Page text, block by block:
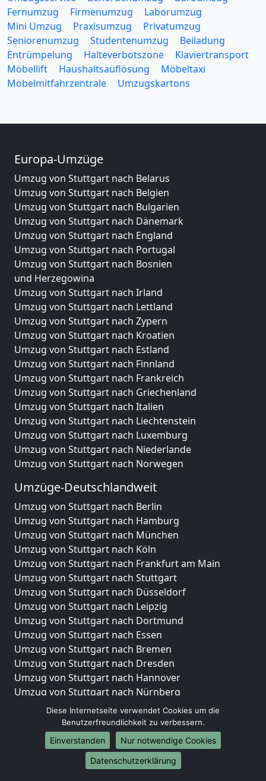
Fernumzug
Firmenumzug
Laborumzug
Mini Umzug
Praxisumzug
Privatumzug
Seniorenumzug
Studentenumzug
Beiladung
Entrümpelung
Halteverbotszone
Klaviertransport
Möbellift
Haushaltsauflösung
Möbeltaxi
Möbelmitfahrzentrale
Umzugskartons
Europa-Umzüge
Umzug von Stuttgart nach Belarus
Umzug von Stuttgart nach Belgien
Umzug von Stuttgart nach Bulgarien
Umzug von Stuttgart nach Dänemark
Umzug von Stuttgart nach England
Umzug von Stuttgart nach Portugal
Umzug von Stuttgart nach Bosnien
und Herzegowina
Umzug von Stuttgart nach Irland
Umzug von Stuttgart nach Lettland
Umzug von Stuttgart nach Zypern
Umzug von Stuttgart nach Kroatien
Umzug von Stuttgart nach Estland
Umzug von Stuttgart nach Finnland
Umzug von Stuttgart nach Frankreich
Umzug von Stuttgart nach Griechenland
Umzug von Stuttgart nach Italien
Umzug von Stuttgart nach Liechtenstein
Umzug von Stuttgart nach Luxemburg
Umzug von Stuttgart nach Niederlande
Umzug von Stuttgart nach Norwegen
Umzüge-Deutschlandweit
Umzug von Stuttgart nach Berlin
Umzug von Stuttgart nach Hamburg
Umzug von Stuttgart nach München
Umzug von Stuttgart nach Köln
Umzug von Stuttgart nach Frankfurt am Main
Umzug von Stuttgart nach Stuttgart
Umzug von Stuttgart nach Düsseldorf
Umzug von Stuttgart nach Leipzig
Umzug von Stuttgart nach Dortmund
Umzug von Stuttgart nach Essen
Umzug von Stuttgart nach Bremen
Umzug von Stuttgart nach Dresden
Umzug von Stuttgart nach Hannover
Umzug von Stuttgart nach Nürnberg
Umzug von Stuttgart nach Duisburg
Umzug von Stuttgart nach Bochum
Umzug von Stuttgart nach Wuppertal
Umzug von Stuttgart nach Bielefeld
Umzug von Stuttgart nach Bonn
Diese Internetseite verwendet Cookies um die
Benutzerfreundlichkeit zu verbessern.
Einverstanden
Nur notwendige Cookies
Datenschutzerklärung